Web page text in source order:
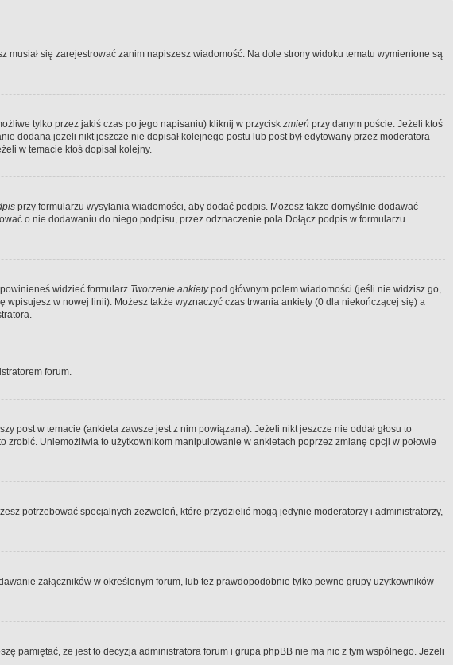
się zarejestrować zanim napiszesz wiadomość. Na dole strony widoku tematu wymienione są
tylko przez jakiś czas po jego napisaniu) kliknij w przycisk zmień przy danym poście. Jeżeli ktoś
dodana jeżeli nikt jeszcze nie dopisał kolejnego postu lub post był edytowany przez moderatora
w temacie ktoś dopisał kolejny.
przy formularzu wysyłania wiadomości, aby dodać podpis. Możesz także domyślnie dodawać
o nie dodawaniu do niego podpisu, przez odznaczenie pola Dołącz podpis w formularzu
widzieć formularz Tworzenie ankietypod głównym polem wiadomości (jeśli nie widzisz go,
w nowej linii). Możesz także wyznaczyć czas trwania ankiety (0 dla niekończącej się) a
forum.
post w temacie (ankieta zawsze jest z nim powiązana). Jeżeli nikt jeszcze nie oddał głosu to
Uniemożliwia to użytkownikom manipulowanie w ankietach poprzez zmianę opcji w połowie
potrzebować specjalnych zezwoleń, które przydzielić mogą jedynie moderatorzy i administratorzy,
załączników w określonym forum, lub też prawdopodobnie tylko pewne grupy użytkowników
pamiętać, że jest to decyzja administratora forum i grupa phpBB nie ma nic z tym wspólnego. Jeżeli